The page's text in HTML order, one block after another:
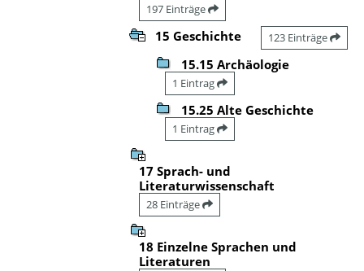
197 Einträge
15 Geschichte 123 Einträge
15.15 Archäologie
1 Eintrag
15.25 Alte Geschichte
1 Eintrag
17 Sprach- und
Literaturwissenschaft
28 Einträge
18 Einzelne Sprachen und
Literaturen